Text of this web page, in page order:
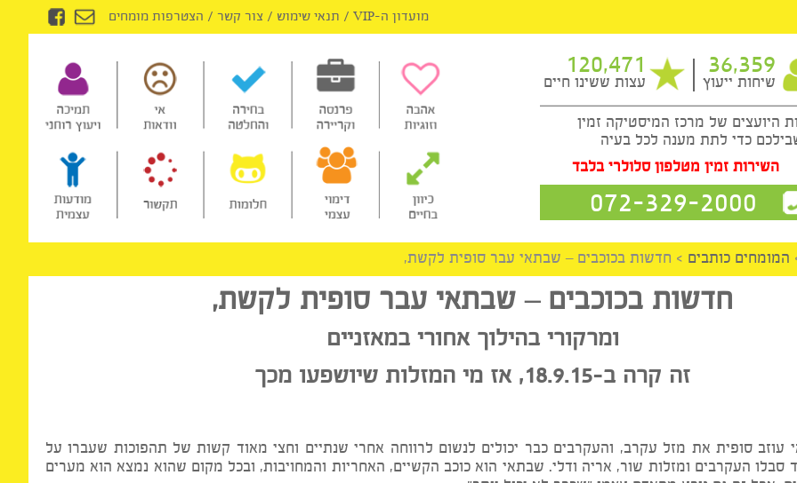
מועדון ה-VIP /תנאי שימוש/ צור קשר/ הצטרפות מומחים
ייעוץ
120,471
עצות ששינו חיים
של מרכז המיסטיקה זמין
כדי לתת מענה לכל בעיה
זמין מטלפון סלולרי בלבד
072-329-2000
כותבים>חדשות בכוכבים – שבתאי עבר סופית לקשת,
חדשות בכוכבים – שבתאי עבר סופית לקשת,
ומרקורי בהילוך אחורי במאזניים
סופית את מזל עקרב, והעקרבים כבר יכולים לנשום לרווחה אחרי שנתיים וחצי מאוד קשות של תהפוכות שעברו על